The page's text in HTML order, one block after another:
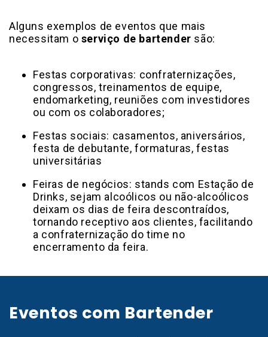
Alguns exemplos de eventos que mais
necessitam o serviço de bartender são:
Festas corporativas: confraternizações,
congressos, treinamentos de equipe,
endomarketing, reuniões com investidores
ou com os colaboradores;
Festas sociais: casamentos, aniversários,
festa de debutante, formaturas, festas
universitárias
Feiras de negócios: stands com Estação de
Drinks, sejam alcoólicos ou não-alcoólicos
deixam os dias de feira descontraídos,
tornando receptivo aos clientes, facilitando
a confraternização do time no
encerramento da feira.
Eventos com Bartender